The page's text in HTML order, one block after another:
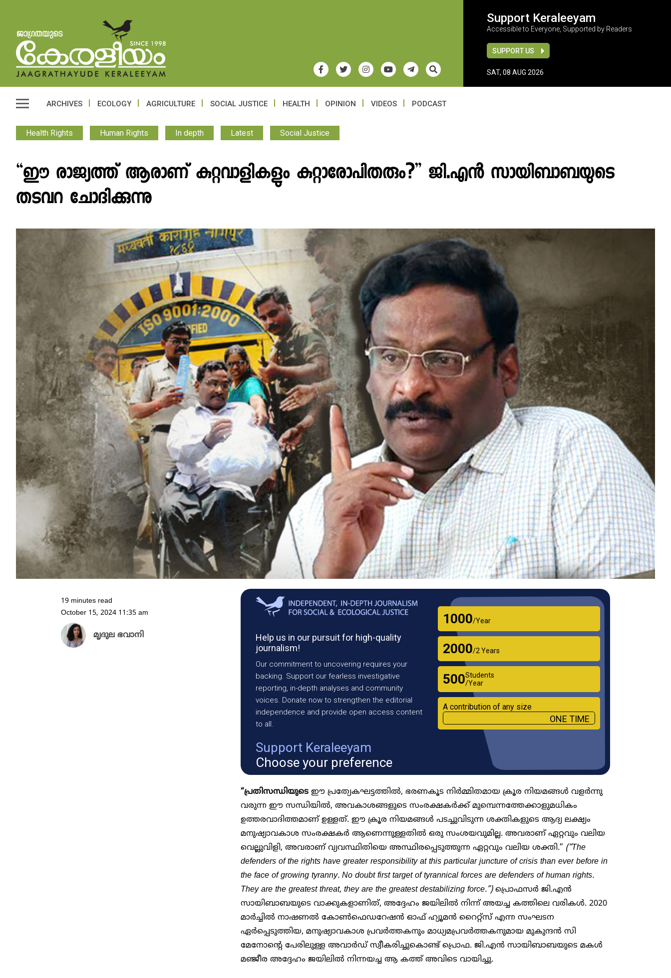
Support Keraleeyam
Accessible to Everyone, Supported by Readers
SUPPORT US
SAT, 08 AUG 2026
ARCHIVES ECOLOGY AGRICULTURE SOCIAL JUSTICE HEALTH OPINION VIDEOS PODCAST
Health Rights Human Rights In depth Latest Social Justice
“ഈ രാജ്യത്ത്‌ ആരാണ് കുറ്റവാളികളും കുറ്റാരോപിതരും?” ജി.എൻ സായിബാബയുടെ
തടവറ ചോദിക്കുന്നു
Help us in our pursuit for high-quality
journalism!
Our commitment to uncovering requires your
backing. Support our fearless investigative
reporting, in-depth analyses and community
voices. Donate now to strengthen the editorial
independence and provide open access content
to all.
Support Keraleeyam
Choose your preference
₹1000/Year
₹2000/2 Years
₹500Students
/Year
A contribution of any size
ONE TIME
“പ്രതിസന്ധിയുടെ ഈ പ്രത്യേകഘട്ടത്തിൽ, ഭരണകൂട നിർമ്മിതമായ ക്രൂര നിയമങ്ങൾ വളർന്നു
വരുന്ന ഈ സന്ധിയിൽ, അവകാശങ്ങളുടെ സംരക്ഷകർക്ക് മുമ്പെന്നത്തേക്കാളുമധികം
ഉത്തരവാദിത്തമാണ് ഉള്ളത്. ഈ ക്രൂര നിയമങ്ങൾ പടച്ചുവിടുന്ന ശക്തികളുടെ ആദ്യ ലക്ഷ്യം
മനുഷ്യാവകാശ സംരക്ഷകർ ആണെന്നുള്ളതിൽ ഒരു സംശയവുമില്ല. അവരാണ് ഏറ്റവും വലിയ
വെല്ലുവിളി, അവരാണ് വ്യവസ്ഥിതിയെ അസ്ഥിരപ്പെടുത്തുന്ന ഏറ്റവും വലിയ ശക്തി.” (“The
defenders of the rights have greater responsibility at this particular juncture of crisis than ever before in
the face of growing tyranny. No doubt first target of tyrannical forces are defenders of human rights.
They are the greatest threat, they are the greatest destabilizing force.”)പ്രൊഫസർ ജി.എൻ
സായിബാബയുടെ വാക്കുകളാണിത്, അദ്ദേ​ഹം ജയിലിൽ നിന്ന് അയച്ച കത്തിലെ വരികൾ. 2020
മാർച്ചിൽ നാഷണൽ കോൺഫെഡറേഷൻ ഓഫ് ഹ്യൂമൻ റെെറ്റ്സ് എന്ന സംഘടന
ഏർപ്പെടുത്തിയ, മനുഷ്യാവകാശ പ്രവർത്തകനും മാധ്യമപ്രവർത്തകനുമായ മുകുന്ദൻ സി
മേനോന്റെ പേരിലുള്ള അവാർഡ് സ്വീകരിച്ചുകൊണ്ട് പ്രൊഫ. ജി.എൻ സായിബാബയുടെ മകൾ
മഞ്ജീര അദ്ദേഹം ജയിലിൽ നിന്നയച്ച ആ കത്ത് അവിടെ വായിച്ചു.
19 minutes read
October 15, 2024 11:35 am
മൃദുല ഭവാനി